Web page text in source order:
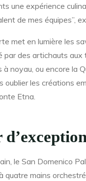
une expérience
de mes équipes”,
met en lumière les
par des artichauts
noyau, ou encore la
oublier les créations
Etna.
le San Domenico
quatre mains